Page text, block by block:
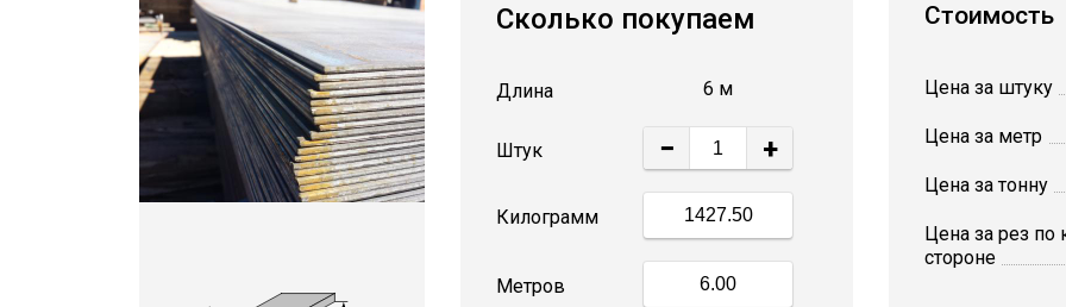
Сколько покупаем
Длина 6 м
Штук − +
Килограмм
Метров
Стоимость
Цена за штуку
Цена за метр
Цена за тонну
Цена за рез по
стороне